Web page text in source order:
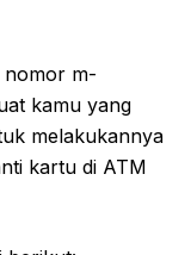
nomor m-
kamu yang
melakukannya
kartu di ATM